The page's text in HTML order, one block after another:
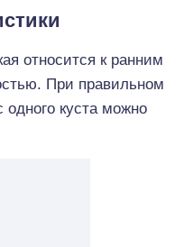
относится к ранним
При правильном
куста можно